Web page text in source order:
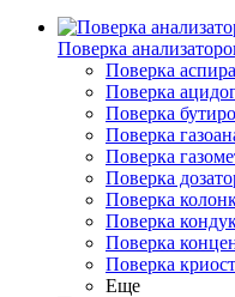
Поверка
Поверка
Поверка
Поверка
Поверка
Поверка
Поверка
Поверка
Поверка
Поверка
Поверка
Еще